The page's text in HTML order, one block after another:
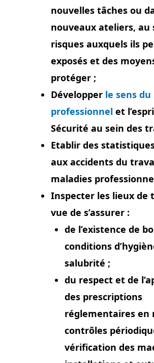
nouvelles tâches ou
nouveaux ateliers, au
risques auxquels ils
exposés et des
protéger ;
Développer le sens
professionnelet
Sécurité au sein des
Etablir des
aux accidents du
maladies
Inspecter les lieux de
vue de s’assurer :
de l’existence de
conditions
salubrité ;
du respect et de
des prescriptions
réglementaires en
contrôles
vérification des